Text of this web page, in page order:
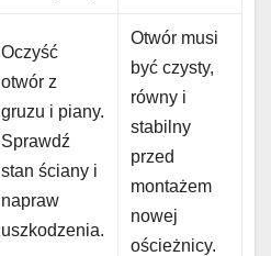
Oczyść
otwór z
gruzu i piany.
Sprawdź
stan ściany i
napraw
uszkodzenia.
Otwór musi
być czysty,
równy i
stabilny
przed
montażem
nowej
ościeżnicy.